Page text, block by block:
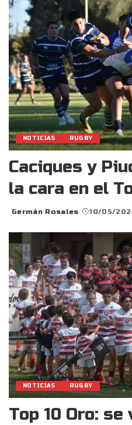
NOTICIAS RUGBY
Caciques y
la cara en el
Posted
Germán Rosales 10/05/
NOTICIAS RUGBY
Top 10 Oro: se